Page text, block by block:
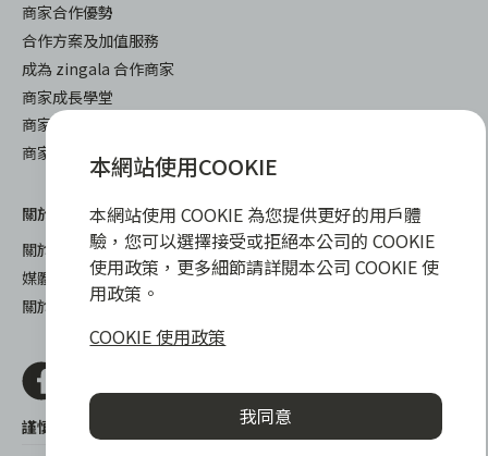
商家合作優勢
合作方案及加值服務
成為 zingala 合作商家
商家成長學堂
商家常見問與答
商家後台登入
關於我們
關於 zingala 銀角零卡
媒體報導
關於中租
下載
iOS
android
謹慎衡量自身財務狀況，理性理財最安心
本網站使用COOKIE
本網站使用 COOKIE 為您提供更好的用戶體
驗，您可以選擇接受或拒絕本公司的 COOKIE
使用政策，更多細節請詳閱本公司 COOKIE 使
用政策。
COOKIE 使用政策
我同意